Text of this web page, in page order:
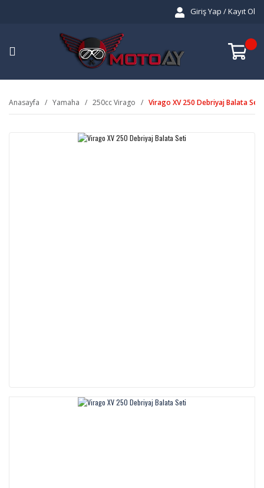
Giriş Yap / Kayıt Ol
Anasayfa Yamaha 250cc Virago Virago XV 250 Debriyaj Balata Seti